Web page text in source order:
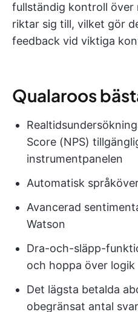
fullständig kontroll över
riktar sig till, vilket gör
feedback vid viktiga
Qualaroos
Score (NPS)
instrumentpanelen
Automatisk
Avancerad
Watson
Dra-och-släpp-
och hoppa över logik
Det lägsta betalda
obegränsat antal svar